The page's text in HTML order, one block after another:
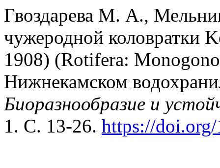
Гвоздарева М. А.,
чужеродной коловратки
1908) (Rotifera:
Нижнекамском
Биоразнообразие и
1. С. 13-26. https://